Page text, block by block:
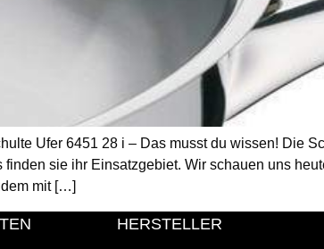
Ufer 6451 28 i – Das musst du wissen! Die
sie ihr Einsatzgebiet. Wir schauen uns
mit […]
HERSTELLER